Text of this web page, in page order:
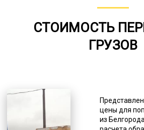
СТОИМОСТЬ
ГРУЗОВ
цены для
из